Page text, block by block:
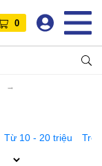
0
Từ 10 - 20 triệu